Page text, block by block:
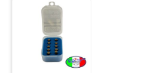
ha
più
varianti.